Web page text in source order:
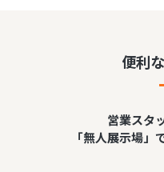
便利
営業スタ
「無人展示場」